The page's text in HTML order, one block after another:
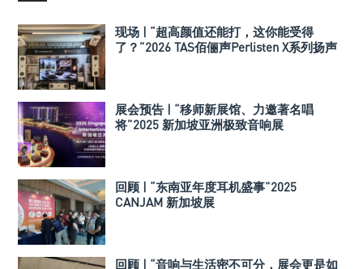
现场 | “超高颜值还能打，这你能受得
了？”2026 TAS佰俪声Perlisten X系列扬声
展会预告 | “移师新展馆、力邀著名唱
将”2025 新加坡亚洲极致音响展
回顾 | “东南亚年度耳机盛事”2025
CANJAM 新加坡展
回顾 | “音响与生活密不可分，展会更是如